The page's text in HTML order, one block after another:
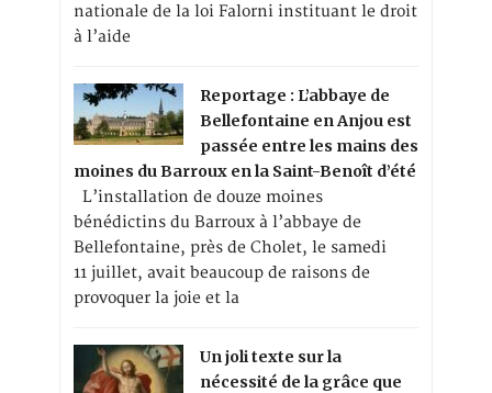
nationale de la loi Falorni instituant le droit
à l’aide
Reportage : L’abbaye de
Bellefontaine en Anjou est
passée entre les mains des
moines du Barroux en la Saint-Benoît d’été
L’installation de douze moines
bénédictins du Barroux à l’abbaye de
Bellefontaine, près de Cholet, le samedi
11 juillet, avait beaucoup de raisons de
provoquer la joie et la
Un joli texte sur la
nécessité de la grâce que